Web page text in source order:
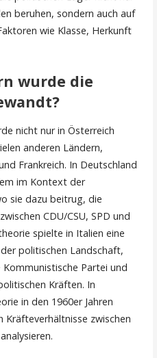
beruhen, sondern auch auf
wie Klasse, Herkunft
wurde die
nicht nur in Österreich
anderen Ländern,
Frankreich. In Deutschland
im Kontext der
sie dazu beitrug, die
CDU/CSU, SPD und
spielte in Italien eine
politischen Landschaft,
Partei und
Kräften. In
in den 1960er Jahren
zwischen